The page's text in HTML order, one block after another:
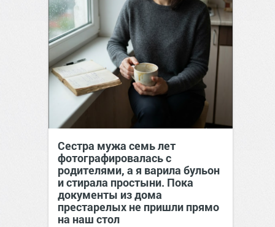
Сестра мужа семь лет
фотографировалась с
родителями, а я варила бульон
и стирала простыни. Пока
документы из дома
престарелых не пришли прямо
на наш стол